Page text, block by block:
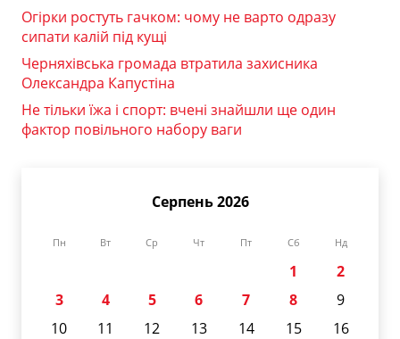
Огірки ростуть гачком: чому не варто одразу
сипати калій під кущі
Черняхівська громада втратила захисника
Олександра Капустіна
Не тільки їжа і спорт: вчені знайшли ще один
фактор повільного набору ваги
Серпень 2026
Пн Вт Ср Чт Пт Сб Нд
1
2
3
4 5 6 7 8
9
10
11 12 13 14 15
16